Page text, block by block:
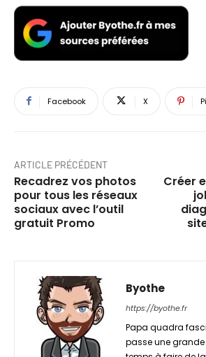
Facebook X
ARTICLE PRÉCÉDENT
Recadrez vos photos
pour tous les réseaux
sociaux avec l’outil
gratuit Promo
Créer
Byothe
https://byothe.fr
Papa quadra
passe une